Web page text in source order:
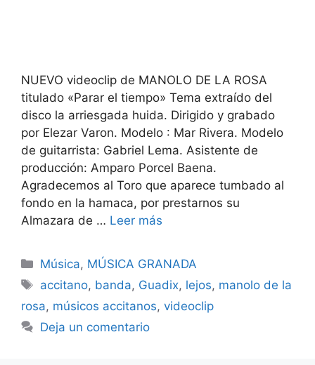
NUEVO videoclip de MANOLO DE LA ROSA
titulado «Parar el tiempo» Tema extraído del
disco la arriesgada huida. Dirigido y grabado
por Elezar Varon. Modelo : Mar Rivera. Modelo
de guitarrista: Gabriel Lema. Asistente de
producción: Amparo Porcel Baena.
Agradecemos al Toro que aparece tumbado al
fondo en la hamaca, por prestarnos su
Almazara de … Leer más
Categorías
Música, MÚSICA GRANADA
Etiquetas
accitano, banda, Guadix, lejos, manolo de la
rosa, músicos accitanos, videoclip
Deja un comentario